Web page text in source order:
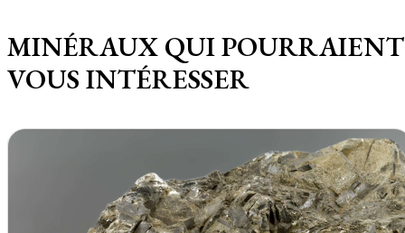
MINÉRAUX QUI POURRAIENT
VOUS INTÉRESSER